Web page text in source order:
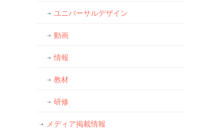
ユニバーサルデザイン
動画
情報
教材
研修
メディア掲載情報